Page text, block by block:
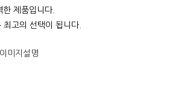
제품입니다.
고의 선택이 됩니다.